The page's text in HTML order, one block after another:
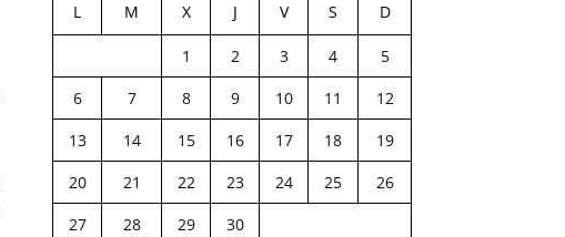
L M X J V S D
1 2 3 4
5
6
7 8 9 10 11
12
13
14 15 16 17 18
19
20
21 22 23 24 25
26
27
28 29
30